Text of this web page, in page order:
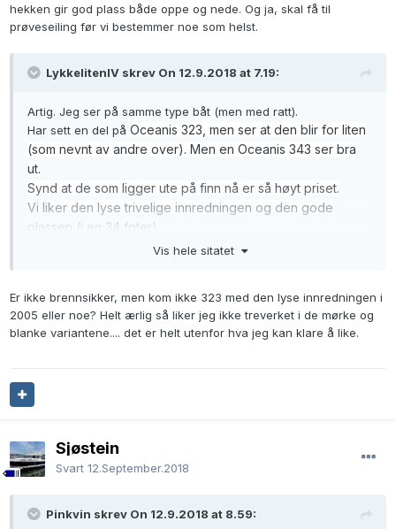
hekken gir god plass både oppe og nede. Og ja, skal få til
prøveseiling før vi bestemmer noe som helst.
LykkelitenIV skrev On 12.9.2018 at 7.19:
Artig. Jeg ser på samme type båt (men med ratt).
Har sett en del på Oceanis 323, men ser at den blir for liten
(som nevnt av andre over). Men en Oceanis 343 ser bra
ut.
Synd at de som ligger ute på finn nå er så høyt priset.
Vi liker den lyse trivelige innredningen og den gode
plassen (i en 34 foter).
Ser at flere er skeptiske til seilegenskapene til Oceanis
Vis hele sitatet
Er ikke brennsikker, men kom ikke 323 med den lyse innredningen i
2005 eller noe? Helt ærlig så liker jeg ikke treverket i de mørke og
blanke variantene.... det er helt utenfor hva jeg kan klare å like.
Sjøstein
Svart 12.September.2018
Pinkvin skrev On 12.9.2018 at 8.59: